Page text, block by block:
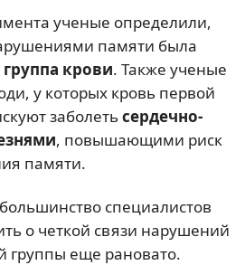
ученые определили,
памяти была
группа крови. Также ученые
у которых кровь первой
заболетьсердечно-
, повышающими риск
памяти.
специалистов
о четкой связи нарушений
группы еще рановато.